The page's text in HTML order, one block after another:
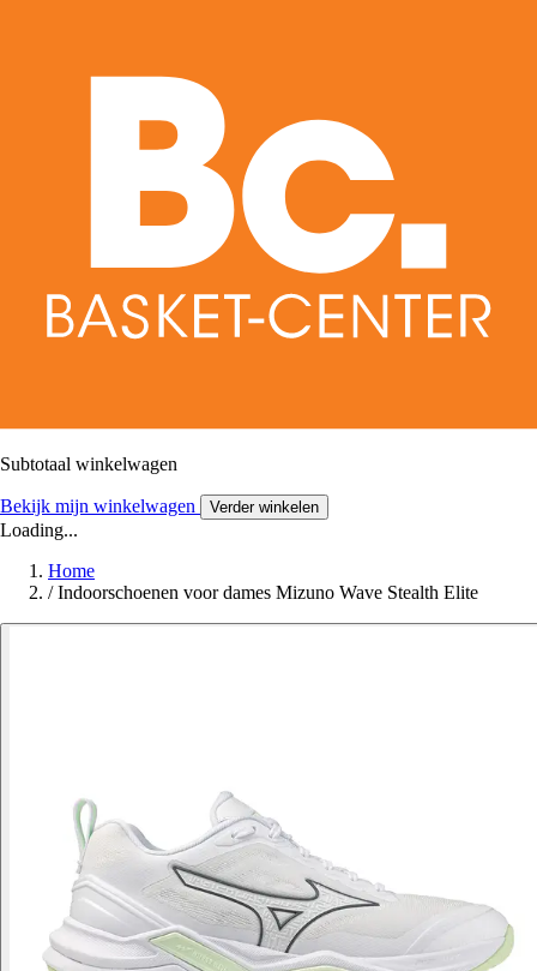
Subtotaal winkelwagen
Bekijk mijn winkelwagen Verder winkelen
Loading...
Home
/ Indoorschoenen voor dames Mizuno Wave Stealth Elite